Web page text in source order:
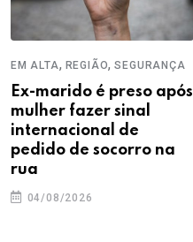
EM ALTA, REGIÃO,SEGURANÇA
Ex-marido é preso após
mulher fazer sinal
internacional de
pedido de socorro na
rua
04/08/2026